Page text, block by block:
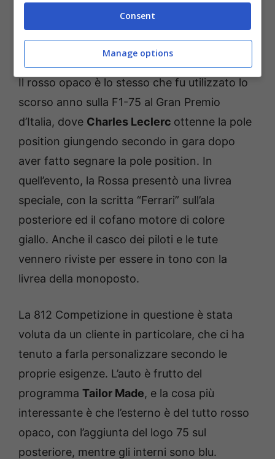
dei 75 anni scritto in bianco, sopra una linea
nera che aggiunge quel tocco di eleganza alla
vettura.
Il rosso opaco è lo stesso che fu utilizzato lo
scorso anno sulla F1-75 al Gran Premio
d’Italia, dove Charles Leclerc ottenne la pole
position giungendo secondo in gara dopo
aver fatto segnare la pole position. In
quell’evento, la Rossa presentò una livrea
speciale, con la scritta “Ferrari” sull’ala
posteriore ed il cofano motore di colore
giallo. Anche il casco dei piloti e le tute
vennero riviste per essere in tono con la
livrea della monoposto.
La 812 Competizione in questione è stata
voluta da un cliente in particolare, che ci ha
tenuto a farla personalizzare secondo le
proprie esigenze. L’auto è frutto del
programma Tailor Made, e la cosa più
interessante è che l’esterno è del tutto rosso
opaco, con l’aggiunta del logo 75 sul
posteriore, mentre gli interni sono blu.
Consent
Manage options